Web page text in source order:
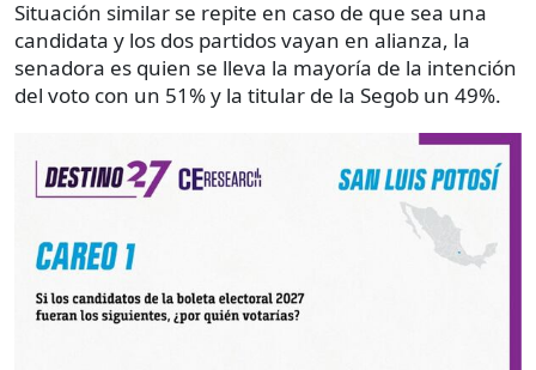
Situación similar se repite en caso de que sea una
candidata y los dos partidos vayan en alianza, la
senadora es quien se lleva la mayoría de la intención
del voto con un 51% y la titular de la Segob un 49%.